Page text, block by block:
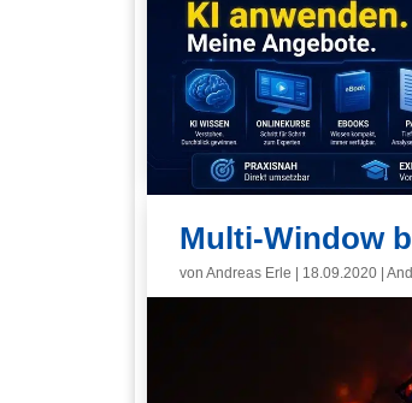
Multi-Window
von Andreas Erle 18.09.2020